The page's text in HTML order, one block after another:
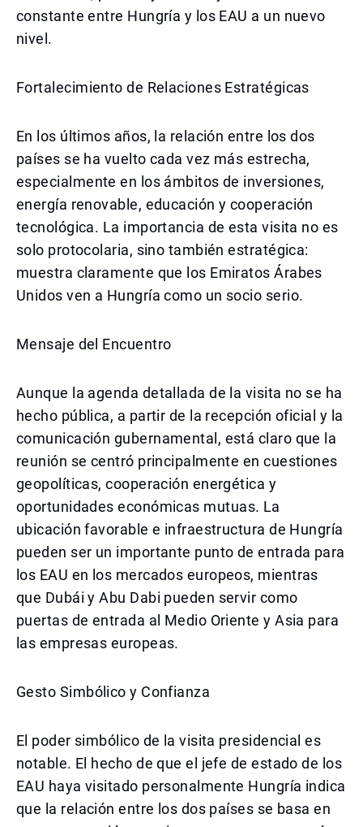
constante entre Hungría y los EAU a un nuevo
nivel.
Fortalecimiento de Relaciones Estratégicas
En los últimos años, la relación entre los dos
países se ha vuelto cada vez más estrecha,
especialmente en los ámbitos de inversiones,
energía renovable, educación y cooperación
tecnológica. La importancia de esta visita no es
solo protocolaria, sino también estratégica:
muestra claramente que los Emiratos Árabes
Unidos ven a Hungría como un socio serio.
Mensaje del Encuentro
Aunque la agenda detallada de la visita no se ha
hecho pública, a partir de la recepción oficial y la
comunicación gubernamental, está claro que la
reunión se centró principalmente en cuestiones
geopolíticas, cooperación energética y
oportunidades económicas mutuas. La
ubicación favorable e infraestructura de Hungría
pueden ser un importante punto de entrada para
los EAU en los mercados europeos, mientras
que Dubái y Abu Dabi pueden servir como
puertas de entrada al Medio Oriente y Asia para
las empresas europeas.
Gesto Simbólico y Confianza
El poder simbólico de la visita presidencial es
notable. El hecho de que el jefe de estado de los
EAU haya visitado personalmente Hungría indica
que la relación entre los dos países se basa en